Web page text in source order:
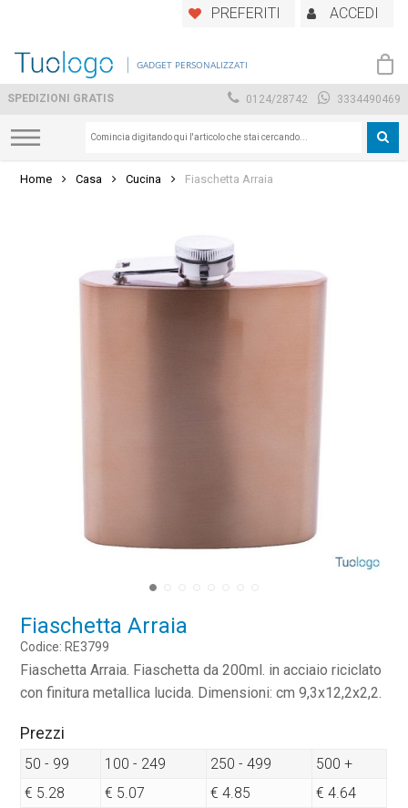
main
PREFERITI ACCEDI
GADGET PERSONALIZZATI
SPEDIZIONI GRATIS 0124/28742 3334490469
Home Casa Cucina Fiaschetta Arraia
Fiaschetta Arraia
Codice: RE3799
Fiaschetta Arraia. Fiaschetta da 200ml. in acciaio riciclato
con finitura metallica lucida. Dimensioni: cm 9,3x12,2x2,2.
Prezzi
50 - 99 100 - 249 250 - 499
500 +
€ 5.28
€ 5.07 € 4.85 € 4.64